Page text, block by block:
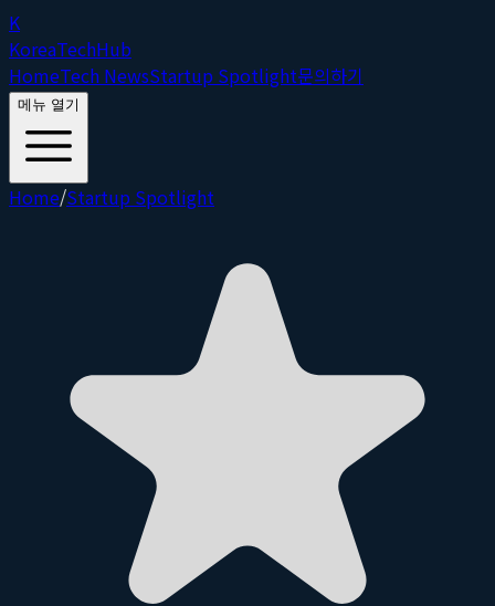
K
KoreaTechHub
HomeTech NewsStartup Spotlight문의하기
메뉴 열기
Home/Startup Spotlight